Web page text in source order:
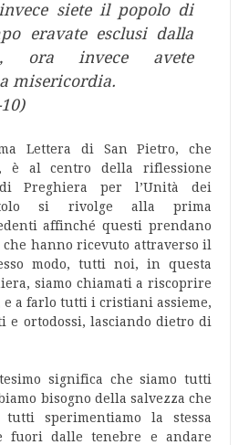
siete il popolo di
eravate esclusi dalla
ora invece avete
misericordia.
Lettera di San Pietro, che
è al centro della riflessione
Preghiera per l’Unità dei
si rivolge alla prima
affinché questi prendano
che hanno ricevuto attraverso il
modo, tutti noi, in questa
siamo chiamati a riscoprire
e a farlo tutti i cristiani assieme,
e ortodossi, lasciando dietro di
significa che siamo tutti
bisogno della salvezza che
sperimentiamo la stessa
fuori dalle tenebre e andare